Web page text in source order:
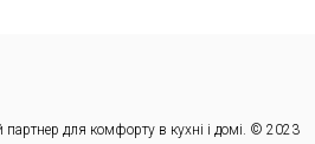
для комфорту в кухні і домі. © 2023